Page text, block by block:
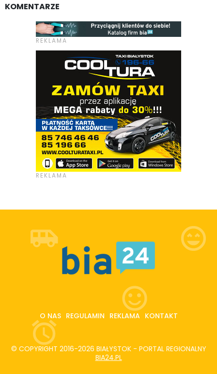
KOMENTARZE
O NAS REGULAMIN REKLAMA KONTAKT
© COPYRIGHT 2016-2026 BIAŁYSTOK - PORTAL REGIONALNY
BIA24.PL